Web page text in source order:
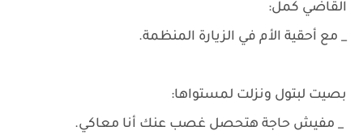
القاضي كمل:
_ مع أحقية الأم في الزيارة المنظمة.
بصيت لبتول ونزلت لمستواها:
_ مفيش حاجة هتحصل غصب عنك أنا معاكي.